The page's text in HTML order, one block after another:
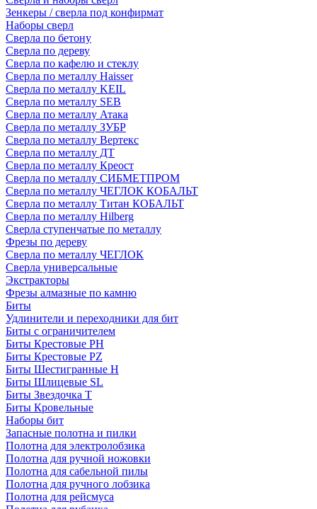
Зенкеры / сверла под конфирмат
Наборы сверл
Сверла по бетону
Сверла по дереву
Сверла по кафелю и стеклу
Сверла по металлу Haisser
Сверла по металлу KEIL
Сверла по металлу SEB
Сверла по металлу Атака
Сверла по металлу ЗУБР
Сверла по металлу Вертекс
Сверла по металлу ДТ
Сверла по металлу Креост
Сверла по металлу СИБМЕТПРОМ
Сверла по металлу ЧЕГЛОК КОБАЛЬТ
Сверла по металлу Титан КОБАЛЬТ
Сверла по металлу Hilberg
Сверла ступенчатые по металлу
Фрезы по дереву
Сверла по металлу ЧЕГЛОК
Сверла универсальные
Экстракторы
Фрезы алмазные по камню
Биты
Удлинители и переходники для бит
Биты с ограничителем
Биты Крестовые PH
Биты Крестовые PZ
Биты Шестигранные H
Биты Шлицевые SL
Биты Звездочка T
Биты Кровельные
Наборы бит
Запасные полотна и пилки
Полотна для электролобзика
Полотна для ручной ножовки
Полотна для сабельной пилы
Полотна для ручного лобзика
Полотна для рейсмуса